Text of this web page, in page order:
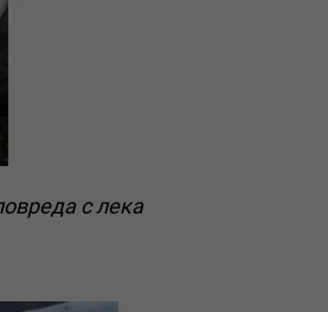
с лека